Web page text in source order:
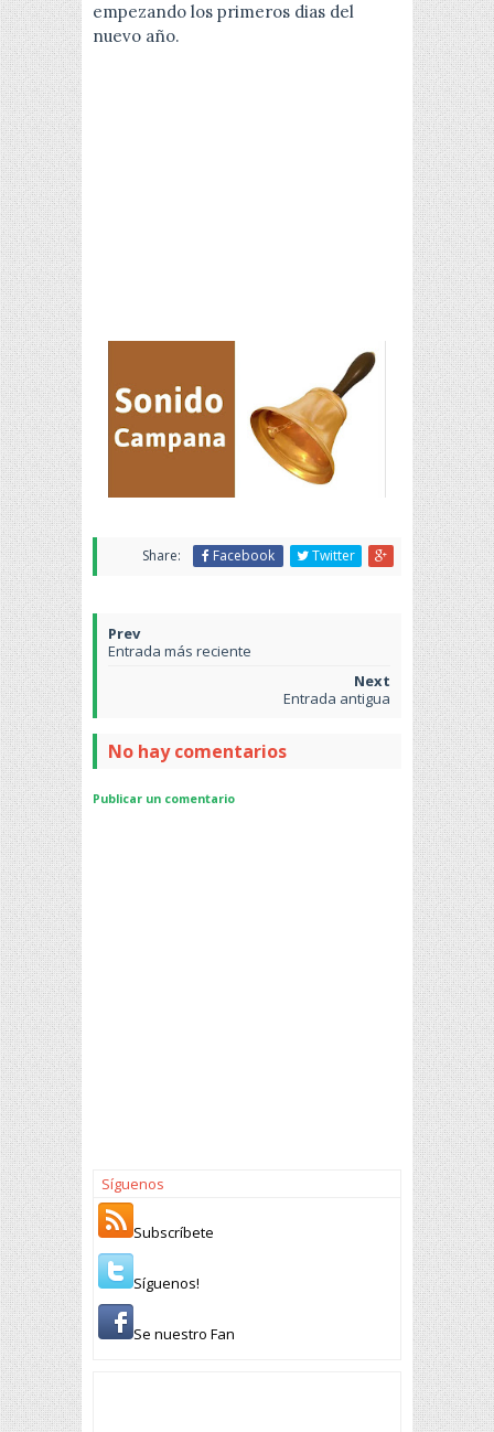
empezando los primeros dias del
nuevo año.
Share: Facebook Twitter
Entrada más reciente
Entrada antigua
No hay comentarios
Publicar un comentario
Síguenos
Subscríbete
Síguenos!
Se nuestro Fan